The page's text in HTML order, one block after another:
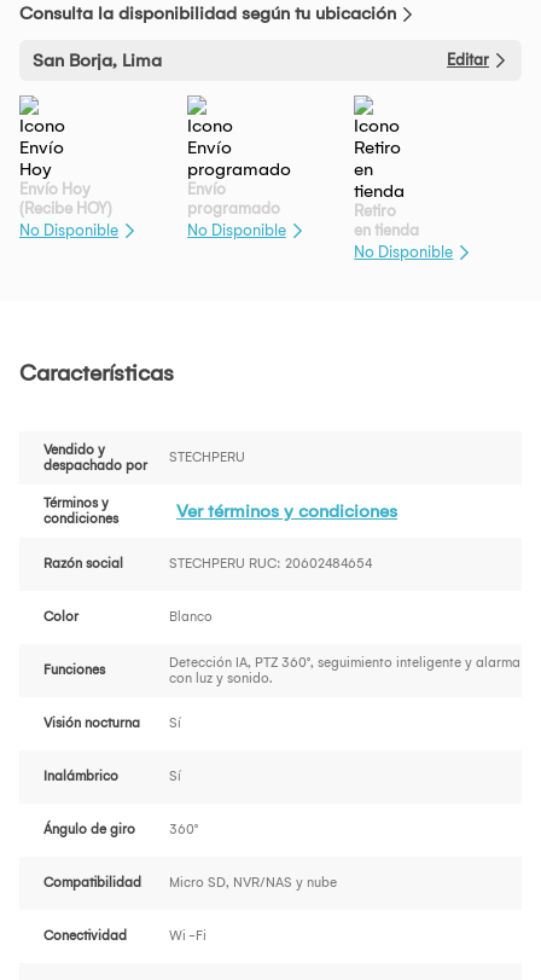
Consulta la disponibilidad según tu ubicación
San Borja, Lima Editar
Envío Hoy
(Recibe HOY)
No Disponible
Envío
programado
No Disponible
Retiro
en tienda
No Disponible
Características
Vendido y
despachado por
STECHPERU
Términos y
condiciones
Ver términos y condiciones
Razón social STECHPERU RUC: 20602484654
Color Blanco
Funciones
Detección IA, PTZ 360°, seguimiento inteligente y alarma
con luz y sonido.
Visión nocturna Sí
Inalámbrico Sí
Ángulo de giro 360°
Compatibilidad Micro SD, NVR/NAS y nube
Conectividad Wi -Fi